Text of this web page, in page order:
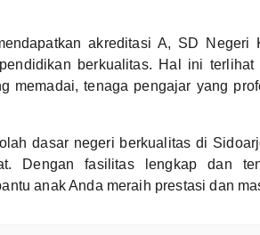
akreditasi A, SD Negeri
berkualitas. Hal ini
memadai, tenaga pengajar yang
dasar negeri berkualitas di
Dengan fasilitas lengkap dan
anak Anda meraih prestasi dan